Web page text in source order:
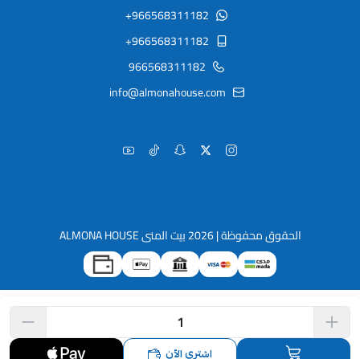
اشتري الآن
+966568311182
+966568311182
966568311182
info@almonahouse.com
الحقوق محفوظة | 2026 بيت المنى ALMONA HOUSE